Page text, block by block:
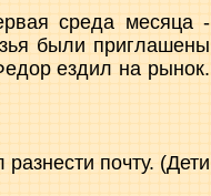
среда месяца -
были приглашены
ездил на рынок.
почту. (Дети